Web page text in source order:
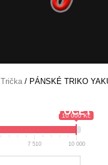
MŮJ ÚČET
Trička / PÁNSKÉ TRIKO
10 000 Kč
7 510 10 000